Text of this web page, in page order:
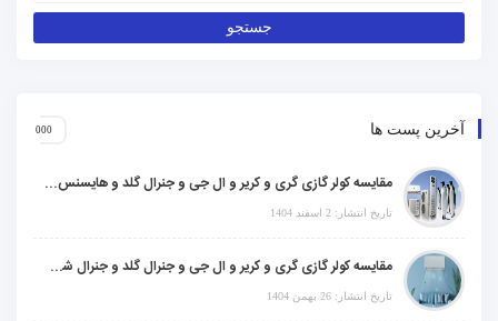
آخرین پست ها
مقایسه کولر گازی گری و کریر و ال جی و جنرال گلد و هایسنس و مدیا و اجنرال
تاریخ انتشار: 2 اسفند 1404
مقایسه کولر گازی گری و کریر و ال جی و جنرال گلد و جنرال شکار و سامسونگ و یونیوا
تاریخ انتشار: 26 بهمن 1404